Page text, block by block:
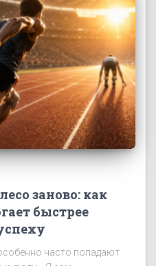
заново: как
быстрее
часто попадают